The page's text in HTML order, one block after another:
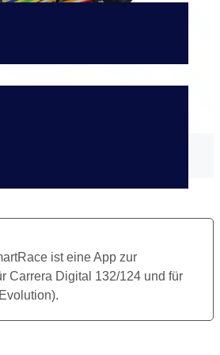
ist eine App zur
Carrera Digital 132/124 und für